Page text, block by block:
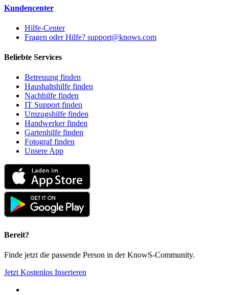
Kundencenter
Hilfe-Center
Fragen oder Hilfe? support@knows.com
Beliebte Services
Betreuung finden
Haushaltshilfe finden
Nachhilfe finden
IT Support finden
Umzugshilfe finden
Handwerker finden
Gartenhilfe finden
Fotograf finden
Unsere App
Bereit?
Finde jetzt die passende Person in der KnowS-Community.
Jetzt Kostenlos Inserieren